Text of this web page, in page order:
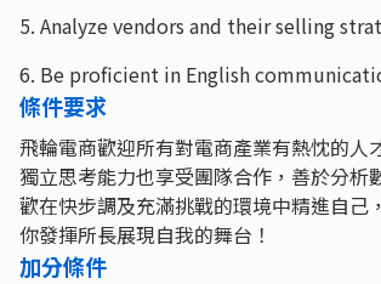
5. Analyze vendors and their selling
6. Be proficient in English
條件要求
飛輪電商歡迎所有對電商產業有熱忱的人
獨立思考能力也享受團隊合作，善於分析
歡在快步調及充滿挑戰的環境中精進自己
你發揮所長展現自我的舞台！
加分條件